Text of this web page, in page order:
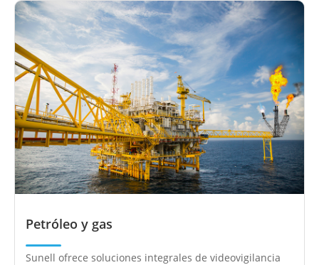
Petróleo y gas
Sunell ofrece soluciones integrales de videovigilancia